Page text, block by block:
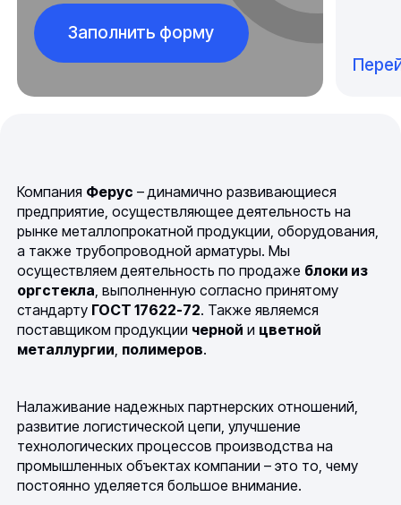
Заполнить форму
Компания Ферус – динамично развивающиеся
предприятие, осуществляющее деятельность на
рынке металлопрокатной продукции, оборудования,
а также трубопроводной арматуры. Мы
осуществляем деятельность по продаже блоки из
оргстекла, выполненную согласно принятому
стандарту ГОСТ 17622-72. Также являемся
поставщиком продукции черной и цветной
металлургии, полимеров.
Налаживание надежных партнерских отношений,
развитие логистической цепи, улучшение
технологических процессов производства на
промышленных объектах компании – это то, чему
постоянно уделяется большое внимание.